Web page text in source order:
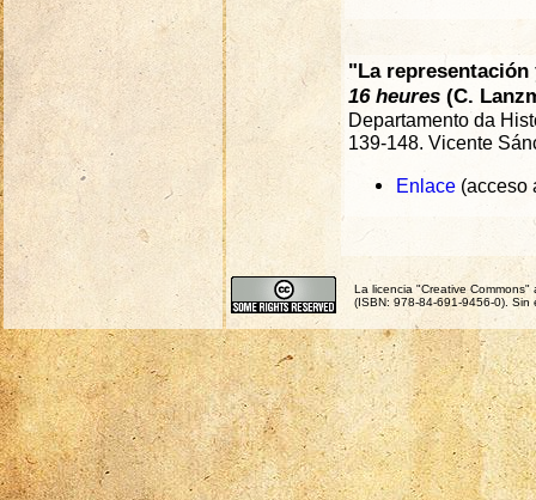
"La
16 heures (C.
Departamento da
139-148. Vicente
Enlace (acceso
La licencia "Creative
(ISBN: 978-84-691-9456-0).